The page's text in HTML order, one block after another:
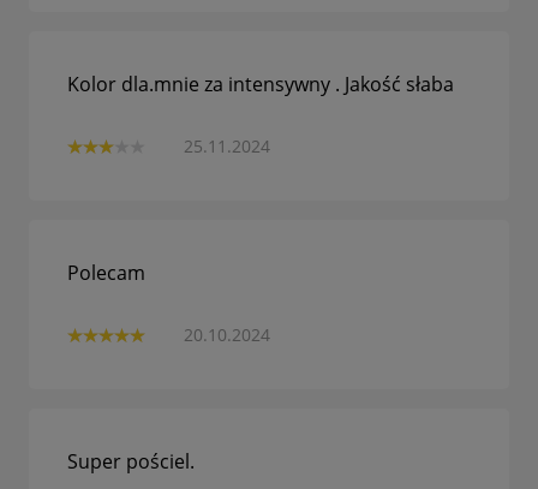
25.11.2024
Kolor dla.mnie za intensywny . Jakość słaba
20.10.2024
Polecam
Super pościel.